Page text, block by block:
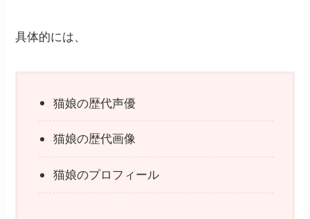
具体的には、
猫娘の歴代声優
猫娘の歴代画像
猫娘のプロフィール